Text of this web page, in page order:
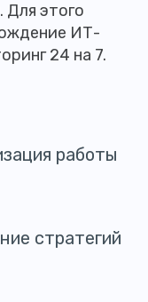
Для этого
ИТ-
24 на 7.
работы
стратегий